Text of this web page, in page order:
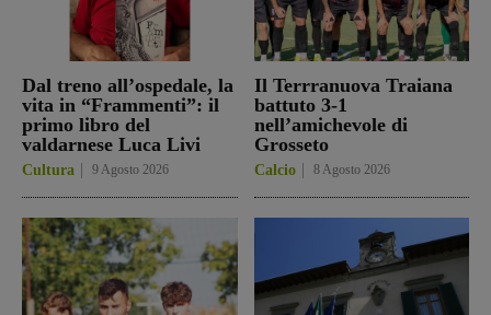
Dal treno all’ospedale, la
vita in “Frammenti”: il
primo libro del
valdarnese Luca Livi
Cultura 9 Agosto 2026
Il Terrranuova Traiana
battuto 3-1
nell’amichevole di
Grosseto
Calcio 8 Agosto 2026